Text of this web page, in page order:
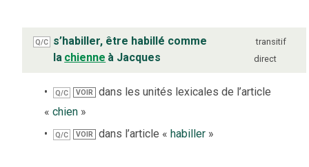
Q/C
s’habiller, être habillé comme
la chienne à Jacques
transitif
direct
Q/C VOIR
dans les unités lexicales de l’article
« chien »
Q/C VOIR dans l’article «habiller »